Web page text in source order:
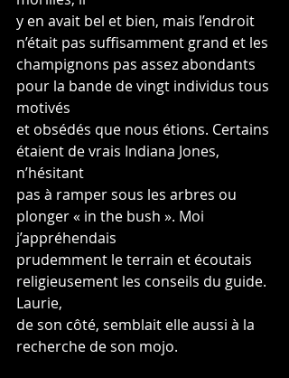
y en avait bel et bien, mais l’endroit
n’était pas suffisamment grand et les
champignons pas assez abondants
pour la bande de vingt individus tous
motivés
et obsédés que nous étions. Certains
étaient de vrais Indiana Jones,
n’hésitant
pas à ramper sous les arbres ou
plonger « in the bush ». Moi
j’appréhendais
prudemment le terrain et écoutais
religieusement les conseils du guide.
Laurie,
de son côté, semblait elle aussi à la
recherche de son mojo.